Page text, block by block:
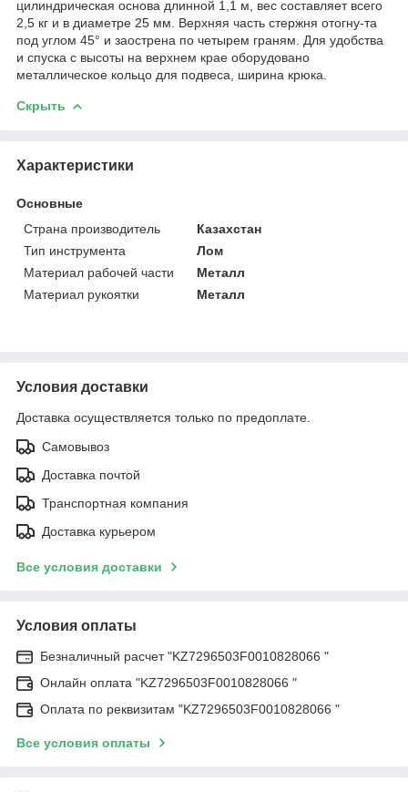
цилиндрическая основа длинной 1,1 м, вес составляет всего
2,5 кг и в диаметре 25 мм. Верхняя часть стержня отогну-та
под углом 45° и заострена по четырем граням. Для удобства
и спуска с высоты на верхнем крае оборудовано
металлическое кольцо для подвеса, ширина крюка.
Скрыть
Характеристики
Основные
Страна производитель
Казахстан
Тип инструмента
Лом
Материал рабочей части
Металл
Материал рукоятки
Металл
Условия доставки
Доставка осуществляется только по предоплате.
Самовывоз
Доставка почтой
Транспортная компания
Доставка курьером
Все условия доставки
Условия оплаты
Безналичный расчет "KZ7296503F0010828066 "
Онлайн оплата "KZ7296503F0010828066 "
Оплата по реквизитам "KZ7296503F0010828066 "
Все условия оплаты